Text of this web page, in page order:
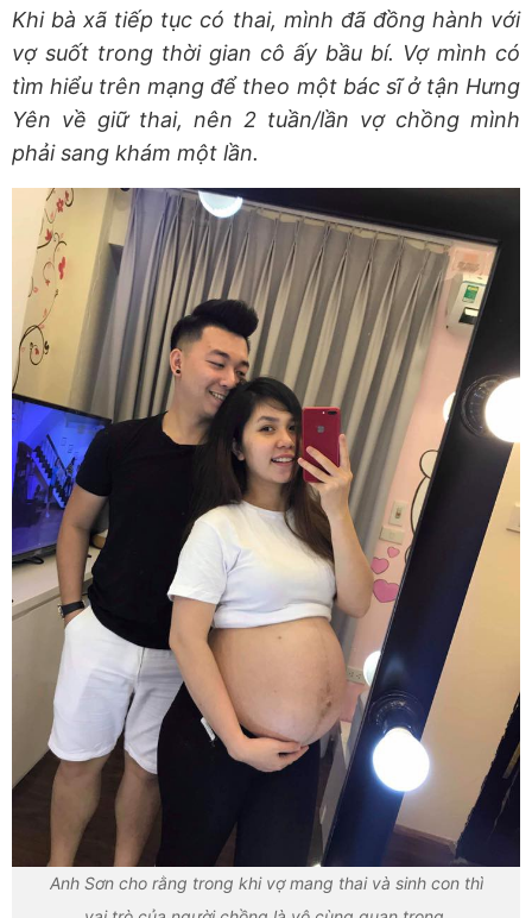
Khi bà xã tiếp tục có thai, mình đã đồng hành với
vợ suốt trong thời gian cô ấy bầu bí. Vợ mình có
tìm hiểu trên mạng để theo một bác sĩ ở tận Hưng
Yên về giữ thai, nên 2 tuần/lần vợ chồng mình
phải sang khám một lần.
Anh Sơn cho rằng trong khi vợ mang thai và sinh con thì